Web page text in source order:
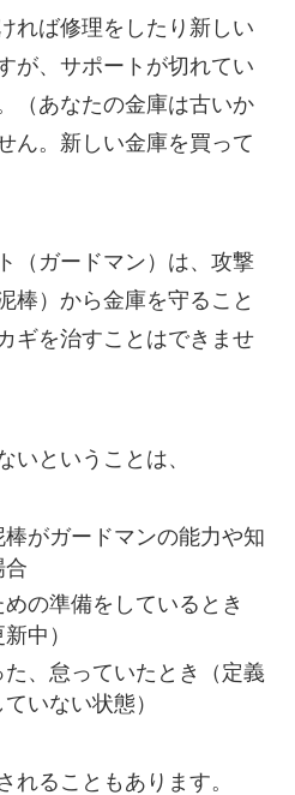
れば修理をしたり新しい
が、サポートが切れてい
（あなたの金庫は古いか
ん。新しい金庫を買って
（ガードマン）は、攻撃
棒）から金庫を守ること
ギを治すことはできませ
いということは、
がガードマンの能力や知
合
の準備をしているとき
中）
、怠っていたとき（定義
いない状態）
れることもあります。